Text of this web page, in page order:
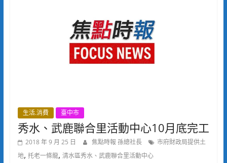
生活.消費 臺中市
秀水、武鹿聯合里活動中心10月底完工
2018 年 9 月 25 日 焦點時報 孫總社長
市府財政局提供土
地, 托老一條龍, 清水區秀水、武鹿聯合里活動中心